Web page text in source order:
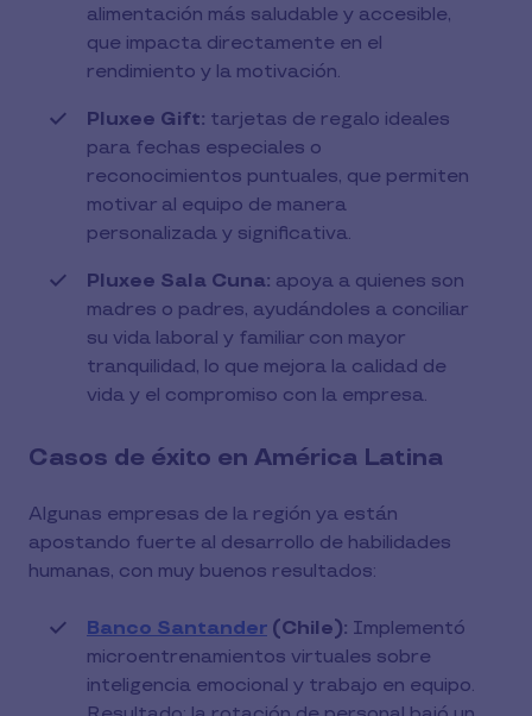
alimentación más saludable y accesible,
que impacta directamente en el
rendimiento y la motivación.
Pluxee Gift: tarjetas de regalo ideales
para fechas especiales o
reconocimientos puntuales, que permiten
motivar al equipo de manera
personalizada y significativa.
Pluxee Sala Cuna: apoya a quienes son
madres o padres, ayudándoles a conciliar
su vida laboral y familiar con mayor
tranquilidad, lo que mejora la calidad de
vida y el compromiso con la empresa.
Casos de éxito en América Latina
Algunas empresas de la región ya están
apostando fuerte al desarrollo de habilidades
humanas, con muy buenos resultados:
Banco Santander (Chile): Implementó
microentrenamientos virtuales sobre
inteligencia emocional y trabajo en equipo.